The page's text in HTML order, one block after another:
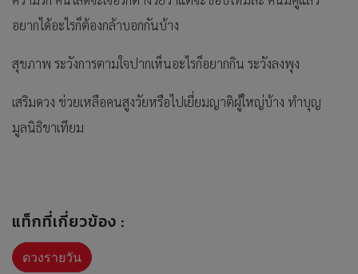
อยากได้อะไรก็ต้องกล้าบอกกันบ้าง
สุขภาพ ระวังการตามใจปากเห็นอะไรก็อยากกิน ระวังลงพุง
เสริมดวง ช่วยเหลือคนสูงวัยหรือไปเยี่ยมญาติผู้ใหญ่บ้าง ทำบุญ
มูลนิธิขาเทียม
แท็กที่เกี่ยวข้อง :
ดวงรายวัน